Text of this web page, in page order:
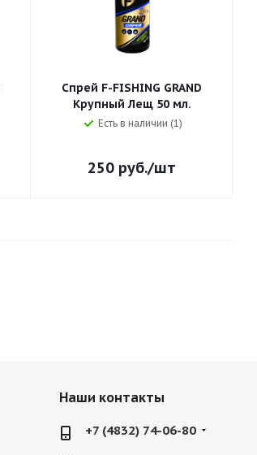
Спрей F-FISHING GRAND
Крупный Лещ 50 мл.
Есть в наличии (1)
250 руб./шт
Наши контакты
+7 (4832) 74-06-80